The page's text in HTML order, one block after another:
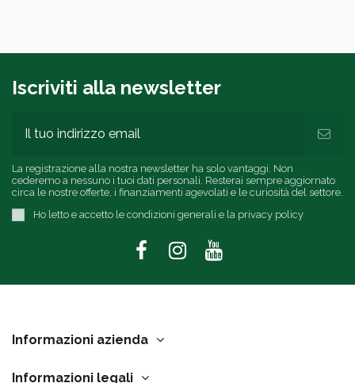
Iscriviti alla newsletter
La registrazione alla nostra newsletter ha solo vantaggi. Non
cederemo a nessuno i tuoi dati personali. Resterai sempre aggiornato
circa le nostre offerte, i finanziamenti agevolati e le curiosità del settore.
Ho letto e accetto le condizioni generali e la privacy policy
Informazioni azienda
Informazioni legali